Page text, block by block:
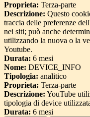
Proprieta: Terza-parte
Descrizione: Questo
traccia delle preferenze
nei siti; può anche
utilizzando la nuova o la
Youtube.
Durata: 6 mesi
Nome: DEVICE_INFO
Tipologia: analitico
Proprieta: Terza-parte
Descrizione: YouTube
tipologia di device
Durata: 6 mesi